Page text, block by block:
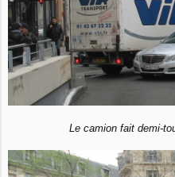
Le camion fait demi-